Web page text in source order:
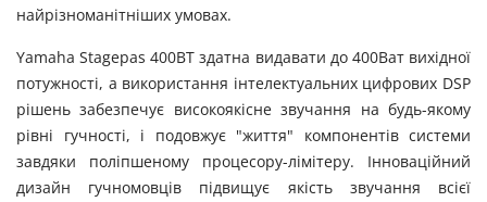
найрізноманітніших умовах.
Yamaha Stagepas 400BT здатна видавати до 400Ват вихідної
потужності, а використання інтелектуальних цифрових DSP
рішень забезпечує високоякісне звучання на будь-якому
рівні гучності, і подовжує "життя" компонентів системи
завдяки поліпшеному процесору-лімітеру. Інноваційний
дизайн гучномовців підвищує якість звучання всієї